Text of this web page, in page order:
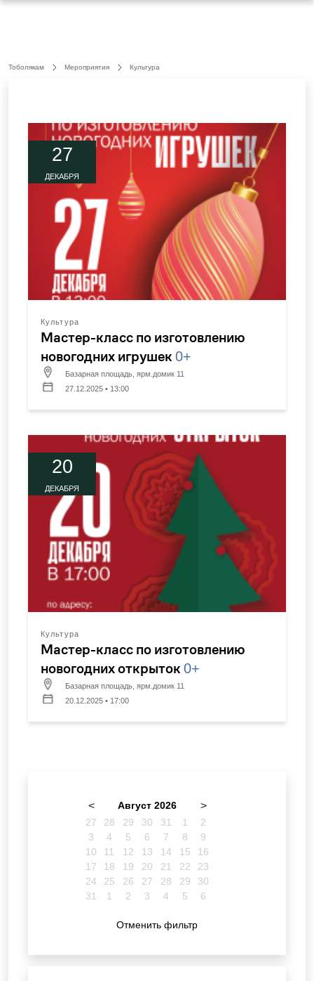
Тоболякам Мероприятия Культура
27
ДЕКАБРЯ
Культура
Мастер-класс по изготовлению
новогодних игрушек 0+
Базарная площадь, ярм.домик 11
27.12.2025 • 13:00
20
ДЕКАБРЯ
Культура
Мастер-класс по изготовлению
новогодних открыток 0+
Базарная площадь, ярм.домик 11
20.12.2025 • 17:00
< Август 2026 >
27 28 29 30 31 1
2
3
4 5 6 7 8
9
10
11 12 13 14 15
16
17
18 19 20 21 22
23
24
25 26 27 28 29
30
31
1 2 3 4 5 6
Отменить фильтр